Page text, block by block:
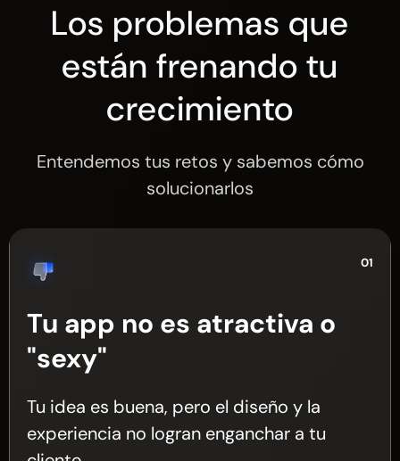
Los problemas que
están frenando tu
crecimiento
Entendemos tus retos y sabemos cómo
solucionarlos
01
Tu app no es atractiva o
"sexy"
Tu idea es buena, pero el diseño y la
experiencia no logran enganchar a tu